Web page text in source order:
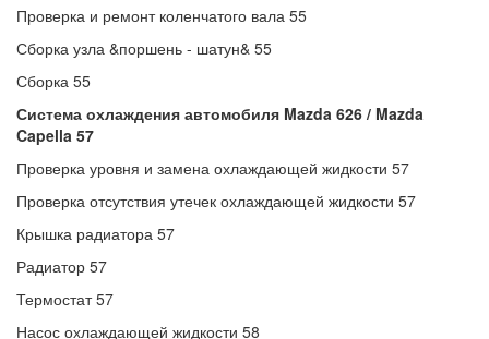
Проверка и ремонт коленчатого вала 55
Сборка узла &поршень - шатун& 55
Сборка 55
Система охлаждения автомобиля Mazda 626 / Mazda
Capella 57
Проверка уровня и замена охлаждающей жидкости 57
Проверка отсутствия утечек охлаждающей жидкости 57
Крышка радиатора 57
Радиатор 57
Термостат 57
Насос охлаждающей жидкости 58